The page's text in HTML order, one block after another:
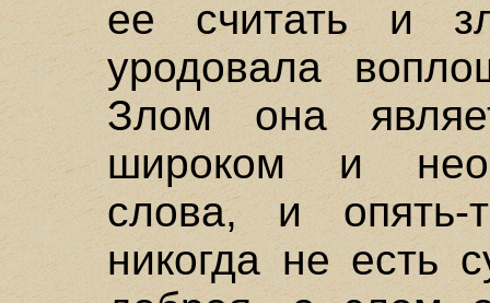
ее считать и
уродовала
Злом она
широком и
слова, и опять-
никогда не есть